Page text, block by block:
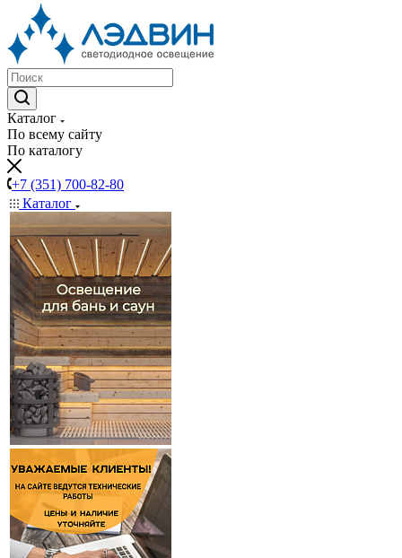
Каталог
По всему сайту
По каталогу
+7 (351) 700-82-80
Каталог